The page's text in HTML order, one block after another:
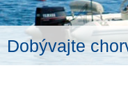
Dobývajte